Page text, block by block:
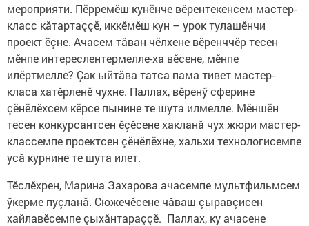
мероприяти. Пӗрремӗш кунӗнче вӗрентекенсем мастер-
класс кăтартаççӗ, иккӗмӗш кун – урок тулашӗнчи
проект ӗçне. Ачасем тăван чӗлхене вӗренччӗр тесен
мӗнпе интерес­лентермелле-ха вӗсене, мӗнпе
илӗртмелле? Çак ыйтăва татса пама тивет мастер-
класа хатӗрленӗ чухне. Паллах, вӗренӳ сферине
çӗнӗлӗхсем кӗрсе пынине те шута илмелле. Мӗншӗн
тесен конкурсантсен ӗçӗсене хак­ланă чух жюри мастер-
классемпе проектсен çӗнӗлӗхне, хальхи технологисемпе
усă курнине те шута илет.
Тӗслӗхрен, Марина Захарова ачасемпе мультфильмсем
ӳкерме пуçланă. Сюжечӗсене чăваш çыравçисен
хайлавӗсемпе çы­хăн­тараççӗ. Паллах, ку ачасене